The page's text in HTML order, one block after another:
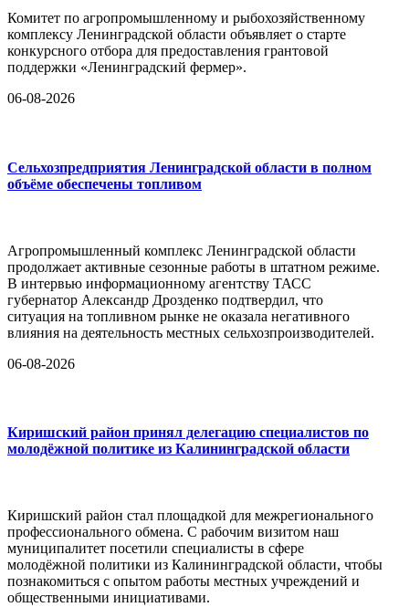
Комитет по агропромышленному и рыбохозяйственному
комплексу Ленинградской области объявляет о старте
конкурсного отбора для предоставления грантовой
поддержки «Ленинградский фермер».
06-08-2026
Сельхозпредприятия Ленинградской области в полном
объёме обеспечены топливом
Агропромышленный комплекс Ленинградской области
продолжает активные сезонные работы в штатном режиме.
В интервью информационному агентству ТАСС
губернатор Александр Дрозденко подтвердил, что
ситуация на топливном рынке не оказала негативного
влияния на деятельность местных сельхозпроизводителей.
06-08-2026
Киришский район принял делегацию специалистов по
молодёжной политике из Калининградской области
Киришский район стал площадкой для межрегионального
профессионального обмена. С рабочим визитом наш
муниципалитет посетили специалисты в сфере
молодёжной политики из Калининградской области, чтобы
познакомиться с опытом работы местных учреждений и
общественными инициативами.